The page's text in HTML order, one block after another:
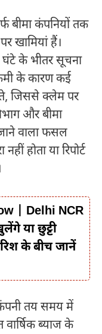
बीमा कंपनियों तक
खामियां हैं।
के भीतर सूचना
के कारण कई
जिससे क्लेम पर
और बीमा
वाला फसल
होता या रिपोर्ट
| Delhi NCR
या छुट्टी
के बीच जानें
तय समय में
वार्षिक ब्याज के